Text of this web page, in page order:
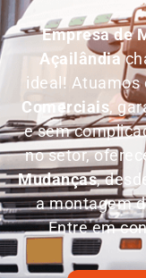
Empresa de
Açailândia
ideal!
Comerciais,
e sem
no setor,
Mudanças,
a montagem
Entre em